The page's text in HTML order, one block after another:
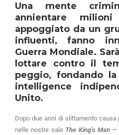
Una mente
annientare
appoggiato da un
influenti, fanno
Guerra Mondiale.
lottare contro il
peggio, fondando
intelligence
Unito.
Dopo due anni di slittamento
nelle nostre sale The King’s Man –